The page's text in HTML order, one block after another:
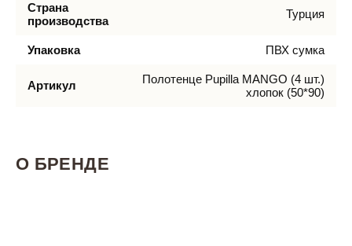
Страна
производства
Турция
Упаковка ПВХ сумка
Артикул
Полотенце Pupilla MANGO (4 шт.)
хлопок (50*90)
О БРЕНДЕ